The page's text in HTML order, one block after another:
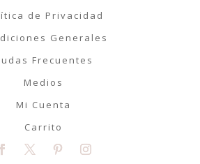
de Privacidad
Generales
Frecuentes
Medios
Mi Cuenta
Carrito